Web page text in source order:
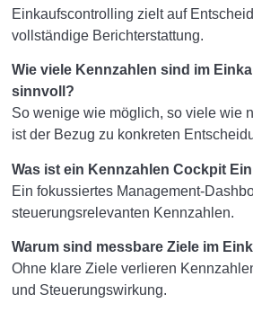
Einkaufscontrolling zielt auf
vollständige Berichterstattung.
Wie viele Kennzahlen sind im
sinnvoll?
So wenige wie möglich, so viele wie
ist der Bezug zu konkreten
Was ist ein Kennzahlen Cockpit
Ein fokussiertes Management-
steuerungsrelevanten Kennzahlen.
Warum sind messbare Ziele im
Ohne klare Ziele verlieren
und Steuerungswirkung.